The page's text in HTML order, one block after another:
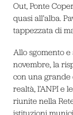
Out, Ponte
quasi all’alba.
tappezzata di
Allo sgomento e
novembre, la
con una grande
realtà, l’ANPI e
riunite nella
istituzioni